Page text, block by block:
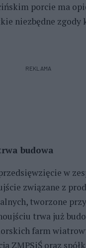
porcie ma
niezbędne zgody
REKLAMA
budowa
w
związane z
tworzone
trwa już
farm
ZMPSiŚ oraz